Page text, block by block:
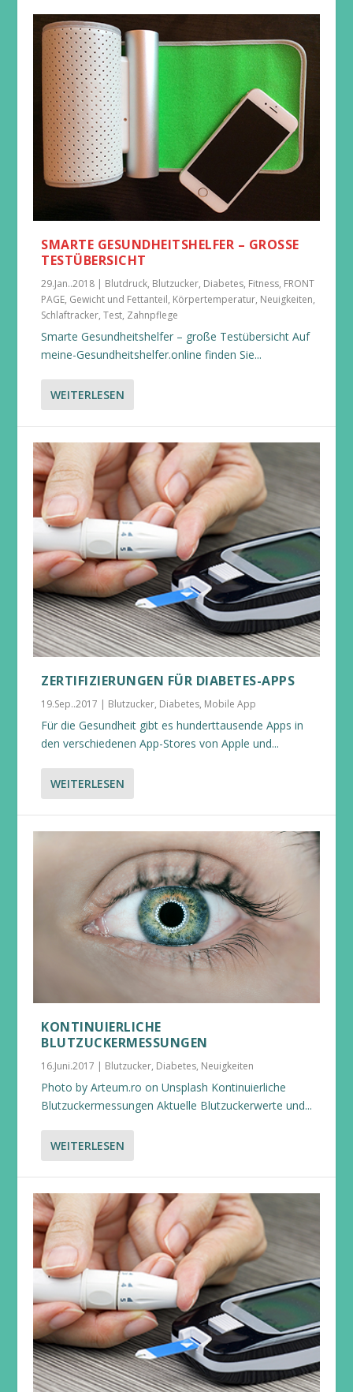
SMARTE GESUNDHEITSHELFER – GROSSE T
ESTÜBERSICHT
29.Jan..2018 | Blutdruck, Blutzucker, Diabetes, Fitness, FRONT
PAGE, Gewicht und Fettanteil, Körpertemperatur, Neuigkeiten,
Schlaftracker,Test, Zahnpflege
Smarte Gesundheitshelfer – große Testübersicht Auf
meine-Gesundheitshelfer.online finden Sie...
WEITERLESEN
ZERTIFIZIERUNGEN FÜR DIABETES-APPS
19.Sep..2017 | Blutzucker, Diabetes, Mobile App
Für die Gesundheit gibt es hunderttausende Apps in
den verschiedenen App-Stores von Apple und...
WEITERLESEN
KONTINUIERLICHE
BLUTZUCKERMESSUNGEN
16.Juni.2017 | Blutzucker, Diabetes, Neuigkeiten
Photo by Arteum.ro on Unsplash Kontinuierliche
Blutzuckermessungen Aktuelle Blutzuckerwerte und...
WEITERLESEN